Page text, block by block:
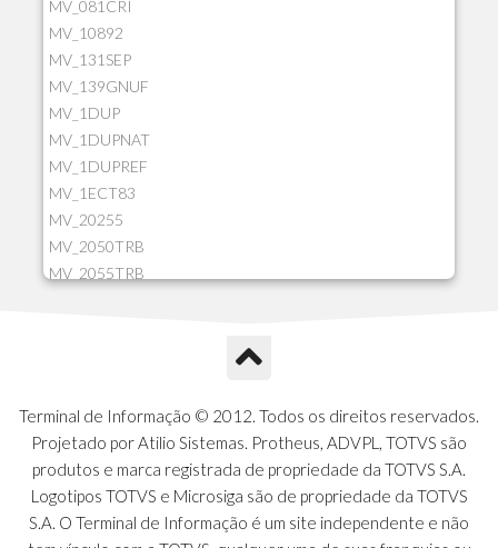
MV_081CRI
MV_10892
MV_131SEP
MV_139GNUF
MV_1DUP
MV_1DUPNAT
MV_1DUPREF
MV_1ECT83
MV_20255
MV_2050TRB
MV_2055TRB
MV_2GNOINC
MV_320SLD
MV_325PMDA
MV_330ATCM
MV_340LOCK
MV_3DUPREF
Terminal de Informação © 2012. Todos os direitos reservados.
Projetado por Atilio Sistemas. Protheus, ADVPL, TOTVS são
produtos e marca registrada de propriedade da TOTVS S.A.
Logotipos TOTVS e Microsiga são de propriedade da TOTVS
S.A. O Terminal de Informação é um site independente e não